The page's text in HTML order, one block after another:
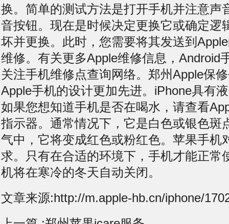
换。简单的测试方法是打开手机并注意声
音按钮。现在是时候决定更换它或确定逻
坏并更换。此时，您需要将其发送到
维修。有关更多Apple维修信息，Android
关注手机维修点查询网络。郑州Apple保
Apple手机的设计更加先进。iPhone具有
如果您想知道手机是否在喝水，请查看
指示器。通常情况下，它是白色或银色斑
气中，它将变成红色或粉红色。苹果手机
求。只有在合适的环境下，手机才能正常
机将在寒冷的冬天自动关闭。
文章来源:http://m.apple-hb.cn/iphone/